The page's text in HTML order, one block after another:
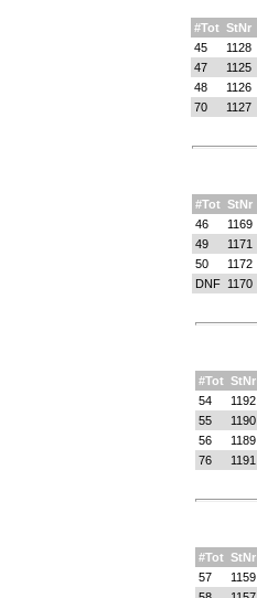
#Tot StNr
45
1128
47
1125
48
1126
70
1127
#Tot StNr
46
1169
49
1171
50
1172
DNF 1170
#Tot StNr
54
1192
55
1190
56
1189
76
1191
#Tot StNr
57
1159